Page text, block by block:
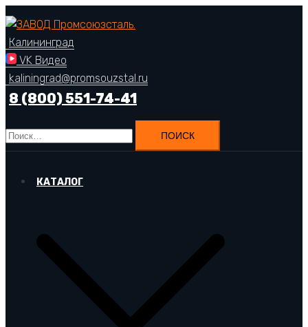
Перейти
к
содержимому
Калининград
VK Видео
kaliningrad@promsouzstal.ru
8 (800) 551-74-41
Найти:
КАТАЛОГ